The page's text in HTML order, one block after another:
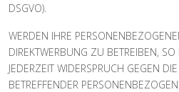
DSGVO).
WERDEN IHRE
DIREKTWERBUNG ZU BETREIBEN,
JEDERZEIT WIDERSPRUCH GEGEN
BETREFFENDER